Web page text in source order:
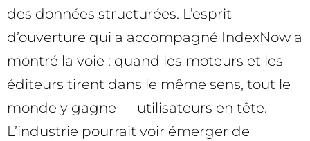
des données structurées. L’esprit
d’ouverture qui a accompagné IndexNow a
montré la voie : quand les moteurs et les
éditeurs tirent dans le même sens, tout le
monde y gagne — utilisateurs en tête.
L’industrie pourrait voir émerger de